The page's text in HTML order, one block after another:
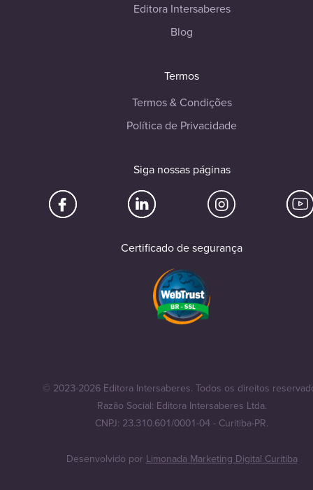
Editora Intersaberes
Blog
Termos
Termos & Condições
Política de Privacidade
Siga nossas páginas
Certificado de segurança
© 2023-2026 Editora Intersaberes. Todos os direitos
Razão Social: Editora Intersaberes Ltda.
CNPJ: 23.310.601/0001-04 - Curitiba-PR.
Desenvolvido porLimonada Marketing Digital Curitiba